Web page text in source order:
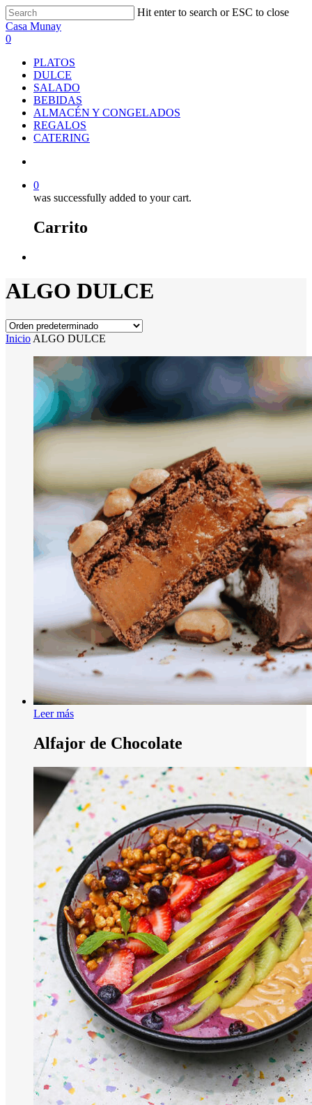
Skip
to
main
Hit enter to search or ESC to close
Close
Search
Casa Munay
search
0
PLATOS
DULCE
SALADO
BEBIDAS
ALMACÉN Y CONGELADOS
REGALOS
CATERING
0
was successfully added to your cart.
Carrito
ALGO DULCE
Inicio ALGO DULCE
Leer más
Alfajor de Chocolate